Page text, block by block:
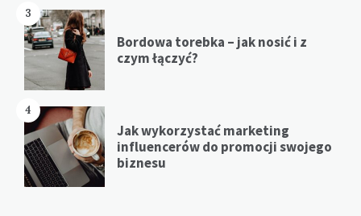
3
Bordowa torebka – jak nosić i z
czym łączyć?
4
Jak wykorzystać marketing
influencerów do promocji swojego
biznesu